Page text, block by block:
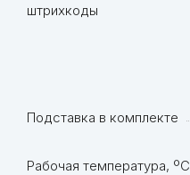
штрихкоды
Подставка в комплекте
Рабочая температура, ºC